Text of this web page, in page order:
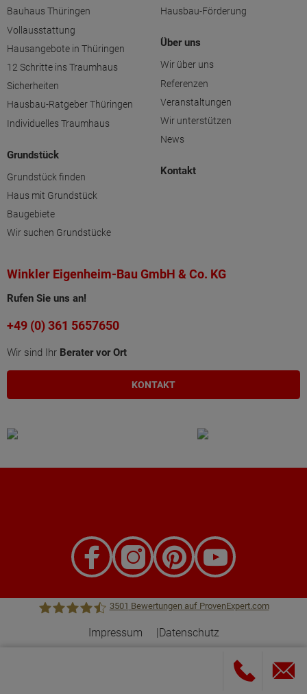
Bauhaus Thüringen
Vollausstattung
Hausangebote in Thüringen
12 Schritte ins Traumhaus
Sicherheiten
Hausbau-Ratgeber Thüringen
Individuelles Traumhaus
Grundstück
Grundstück finden
Haus mit Grundstück
Baugebiete
Wir suchen Grundstücke
Hausbau-Förderung
Über uns
Wir über uns
Referenzen
Veranstaltungen
Wir unterstützen
News
Kontakt
Winkler Eigenheim-Bau GmbH & Co. KG
Rufen Sie uns an!
+49 (0) 361 5657650
Wir sind Ihr Berater vor Ort
KONTAKT
3501 Bewertungen auf ProvenExpert.com
Impressum Datenschutz